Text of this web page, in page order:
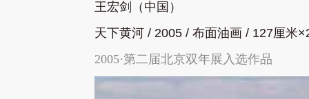
王宏剑（中国）
天下黄河 / 2005 / 布面油画 / 127厘米
2005·第二届北京双年展入选作品